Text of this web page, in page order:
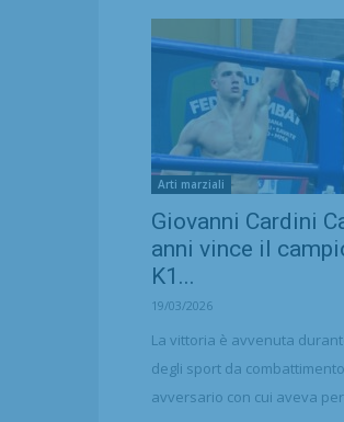
Arti marziali
Giovanni Cardini
anni vince il
K1...
19/03/2026
La vittoria è avvenuta
degli sport da
avversario con cui aveva